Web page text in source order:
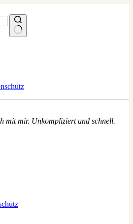
mit mir. Unkompliziert und schnell.